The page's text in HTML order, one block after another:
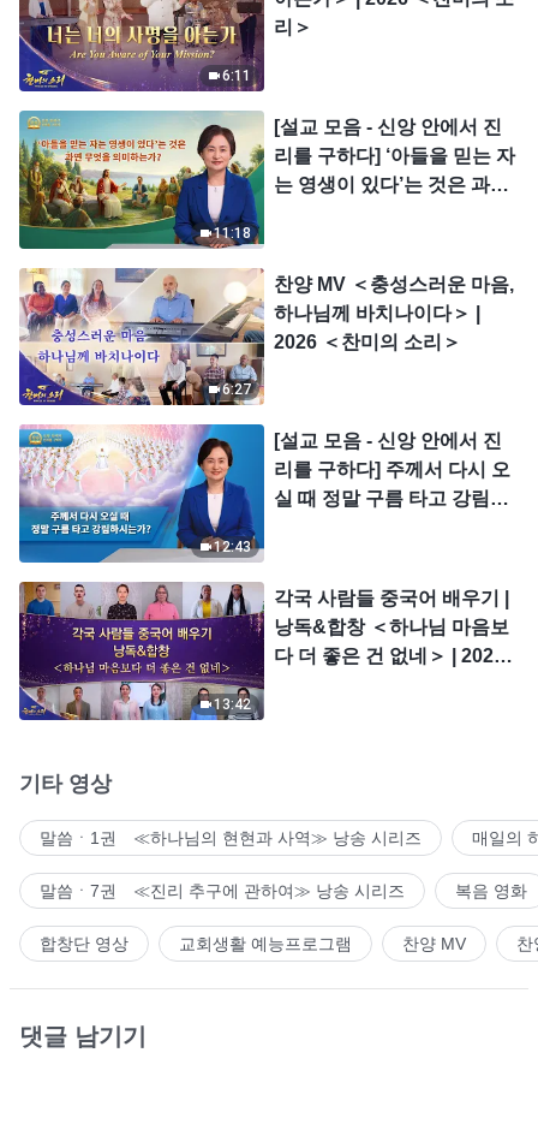
6:11
리＞
11:18
[설교 모음 - 신앙 안에서 진
리를 구하다] ‘아들을 믿는 자
는 영생이 있다’는 것은 과연
6:27
찬양 MV ＜충성스러운 마음,
하나님께 바치나이다＞ |
2026 ＜찬미의 소리＞
12:43
[설교 모음 - 신앙 안에서 진
리를 구하다] 주께서 다시 오
실 때 정말 구름 타고 강림하
13:42
각국 사람들 중국어 배우기 |
낭독&합창 ＜하나님 마음보
다 더 좋은 건 없네＞ | 2026
기타 영상
말씀ㆍ1권 ≪하나님의 현현과 사역≫ 낭송 시리즈 매일의
말씀ㆍ7권 ≪진리 추구에 관하여≫ 낭송 시리즈 복음 영화
합창단 영상 교회생활 예능프로그램 찬양 MV 찬
댓글 남기기